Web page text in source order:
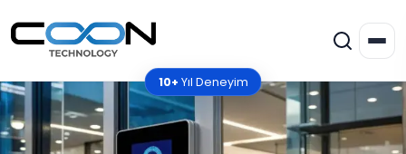
10+ Yıl Deneyim